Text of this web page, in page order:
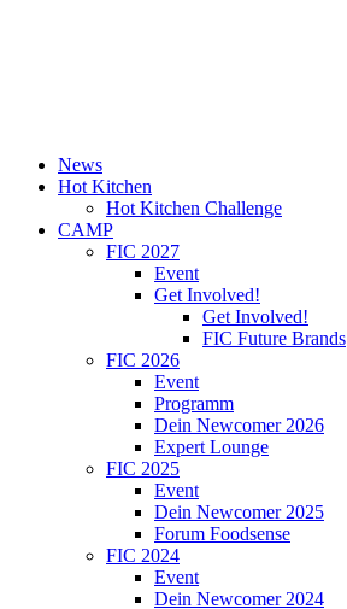
News
Hot Kitchen
Hot Kitchen Challenge
CAMP
FIC 2027
Event
Get Involved!
Get Involved!
FIC Future Brands
FIC 2026
Event
Programm
Dein Newcomer 2026
Expert Lounge
FIC 2025
Event
Dein Newcomer 2025
Forum Foodsense
FIC 2024
Event
Dein Newcomer 2024